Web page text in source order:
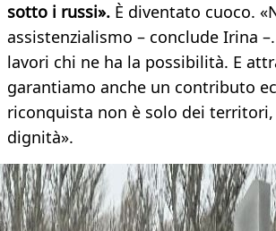
sotto i russi». È diventato cuoco.
assistenzialismo – conclude Irina
lavori chi ne ha la possibilità. E
garantiamo anche un contributo
riconquista non è solo dei territori,
dignità».